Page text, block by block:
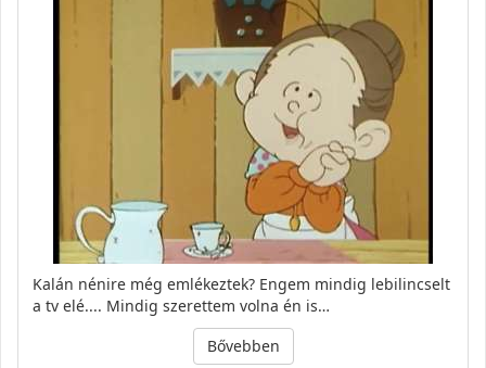
Kalán nénire még emlékeztek? Engem mindig lebilincselt
a tv elé.... Mindig szerettem volna én is…
Bővebben